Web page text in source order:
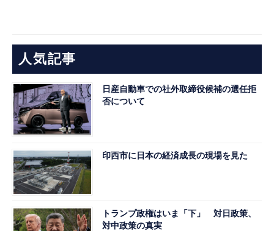
人気記事
日産自動車での社外取締役候補の選任拒
否について
印西市に日本の経済成長の現場を見た
トランプ政権はいま「下」 対日政策、
対中政策の真実